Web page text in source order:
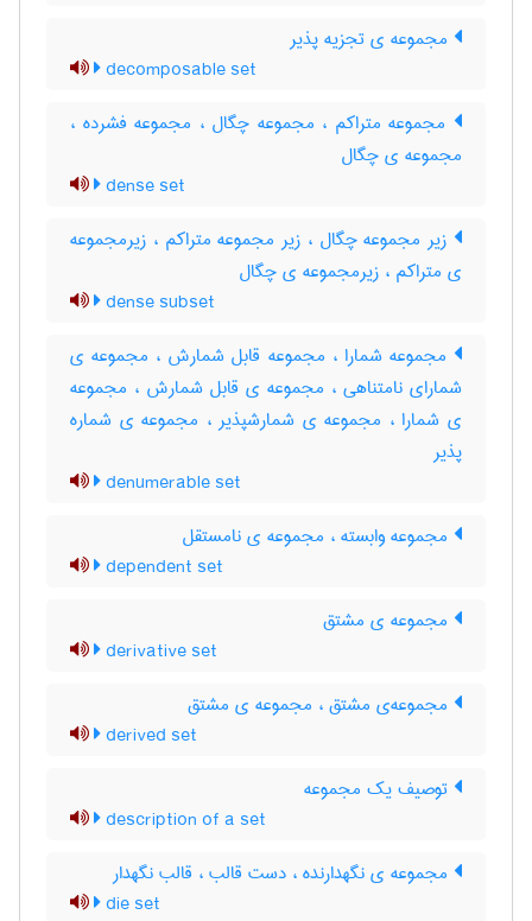
مجموعه ی تجزیه پذیر
decomposable set
مجموعه متراکم ، مجموعه چگال ، مجموعه فشرده ،
مجموعه ی چگال
dense set
زیر مجموعه چگال ، زیر مجموعه متراکم ، زیرمجموعه
ی متراکم ، زیرمجموعه ی چگال
dense subset
مجموعه شمارا ، مجموعه قابل شمارش ، مجموعه ی
شمارای نامتناهی ، مجموعه ی قابل شمارش ، مجموعه
ی شمارا ، مجموعه ی شمارشپذیر ، مجموعه ی شماره
پذیر
denumerable set
مجموعه وابسته ، مجموعه ی نامستقل
dependent set
مجموعه ی مشتق
derivative set
مجموعه‌ی مشتق ، مجموعه ی مشتق
derived set
توصیف یک مجموعه
description of a set
مجموعه ی نگهدارنده ، دست قالب ، قالب نگهدار
die set